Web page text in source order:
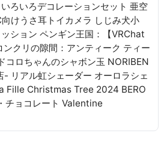
ろいろデコレーションセット 亜空
けうさ耳トイカメラ しじみ犬小
ション ペンギン王国：【VRChat
クリの隙間：アンティーク ティー
コロちゃんのシャボン玉 NORIBEN
リアル虹シェーダー オーロラシェ
Fille Christmas Tree 2024 BERO
チョコレート Valentine